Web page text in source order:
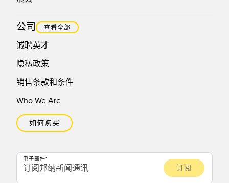
公司 查看全部
诚聘英才
隐私政策
销售条款和条件
Who We Are
如何购买
电子邮件